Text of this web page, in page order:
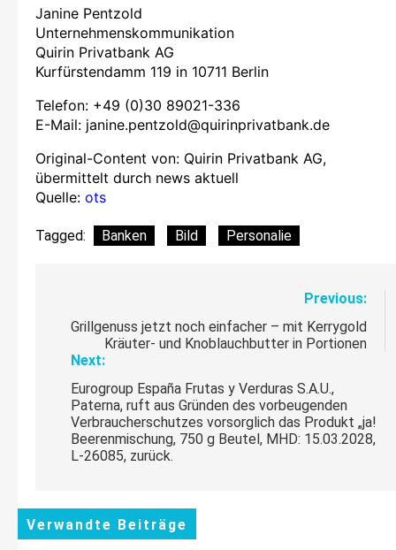
Janine Pentzold
Unternehmenskommunikation
Quirin Privatbank AG
Kurfürstendamm 119 in 10711 Berlin
Telefon: +49 (0)30 89021-336
E-Mail: janine.pentzold@quirinprivatbank.de
Original-Content von: Quirin Privatbank AG,
übermittelt durch news aktuell
Quelle: ots
Tagged: Banken Bild Personalie
Previous:
Grillgenuss jetzt noch einfacher – mit Kerrygold
Kräuter- und Knoblauchbutter in Portionen
Next:
Eurogroup España Frutas y Verduras S.A.U.,
Paterna, ruft aus Gründen des vorbeugenden
Verbraucherschutzes vorsorglich das Produkt „ja!
Beerenmischung, 750 g Beutel, MHD: 15.03.2028,
L-26085, zurück.
Verwandte Beiträge